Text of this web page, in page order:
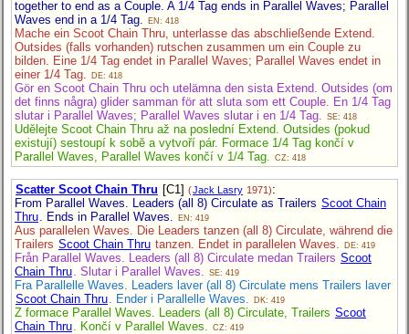
together to end as a Couple. A 1/4 Tag ends in Parallel Waves; Parallel
Waves end in a 1/4 Tag.
EN: 418
Mache ein Scoot Chain Thru, unterlasse das abschließende Extend.
Outsides (falls vorhanden) rutschen zusammen um ein Couple zu
bilden. Eine 1/4 Tag endet in Parallel Waves; Parallel Waves endet in
einer 1/4 Tag.
DE: 418
Gör en Scoot Chain Thru och utelämna den sista Extend. Outsides (om
det finns några) glider samman för att sluta som ett Couple. En 1/4 Tag
slutar i Parallel Waves; Parallel Waves slutar i en 1/4 Tag.
SE: 418
Udělejte Scoot Chain Thru až na poslední Extend. Outsides (pokud
existují) sestoupí k sobě a vytvoří pár. Formace 1/4 Tag končí v
Parallel Waves, Parallel Waves končí v 1/4 Tag.
CZ: 418
Scatter Scoot Chain Thru [C1] (Jack Lasry 1971):
From Parallel Waves. Leaders (all 8) Circulate as Trailers Scoot Chain
Thru . Ends in Parallel Waves. EN: 419
Aus parallelen Waves. Die Leaders tanzen (all 8) Circulate, während die
Trailers Scoot Chain Thru tanzen. Endet in parallelen Waves. DE: 419
Från Parallel Waves. Leaders (all 8) Circulate medan Trailers Scoot
Chain Thru . Slutar i Parallel Waves. SE: 419
Fra Parallelle Waves. Leaders laver (all 8) Circulate mens Trailers laver
Scoot Chain Thru . Ender i Parallelle Waves. DK: 419
Z formace Parallel Waves. Leaders (all 8) Circulate, Trailers Scoot
Chain Thru . Končí v Parallel Waves. CZ: 419